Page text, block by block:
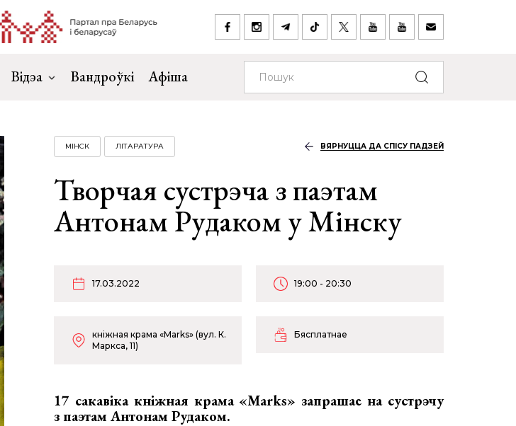
Відэа Вандроўкі Афіша
МІНСК ЛІТАРАТУРА ВЯРНУЦЦА ДА СПІСУ ПАДЗЕЙ
Творчая сустрэча з паэтам
Антонам Рудаком у Мінску
17.03.2022 19:00 - 20:30
кніжная крама «Marks» (вул. К.
Маркса, 11)
Бясплатнае
17 сакавіка кніжная крама «Marks» запрашае на сустрэчу
з паэтам Антонам Рудаком.